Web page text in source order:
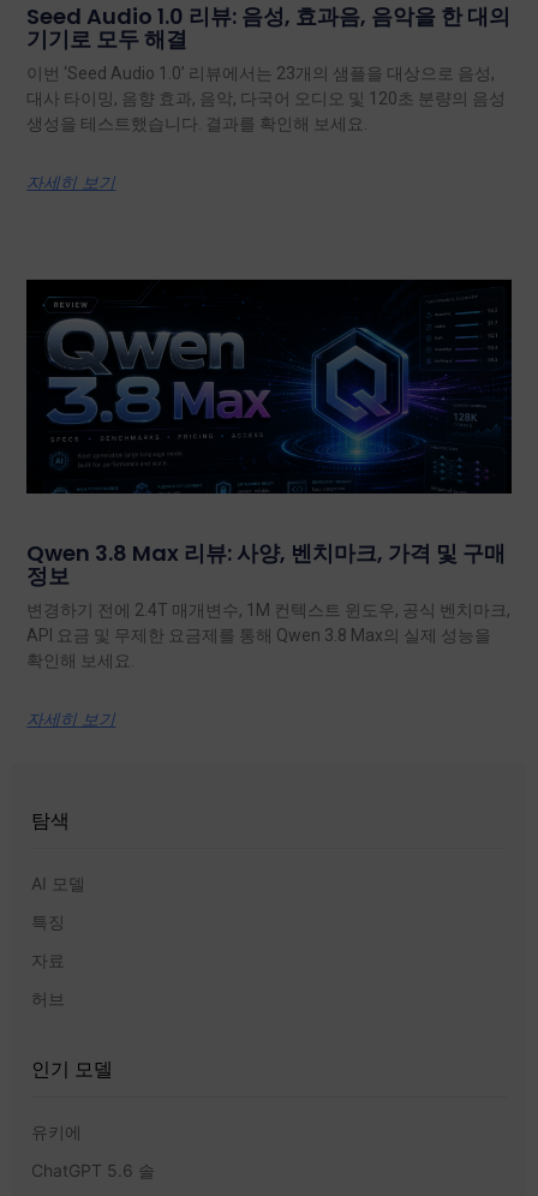
Seed Audio 1.0 리뷰: 음성, 효과음, 음악을 한 대의
기기로 모두 해결
이번 ‘Seed Audio 1.0’ 리뷰에서는 23개의 샘플을 대상으로 음성,
대사 타이밍, 음향 효과, 음악, 다국어 오디오 및 120초 분량의 음성
생성을 테스트했습니다. 결과를 확인해 보세요.
자세히 보기
Qwen 3.8 Max 리뷰: 사양, 벤치마크, 가격 및 구매
정보
변경하기 전에 2.4T 매개변수, 1M 컨텍스트 윈도우, 공식 벤치마크,
API 요금 및 무제한 요금제를 통해 Qwen 3.8 Max의 실제 성능을
확인해 보세요.
자세히 보기
탐색
AI 모델
특징
자료
허브
인기 모델
유키에
ChatGPT 5.6 솔